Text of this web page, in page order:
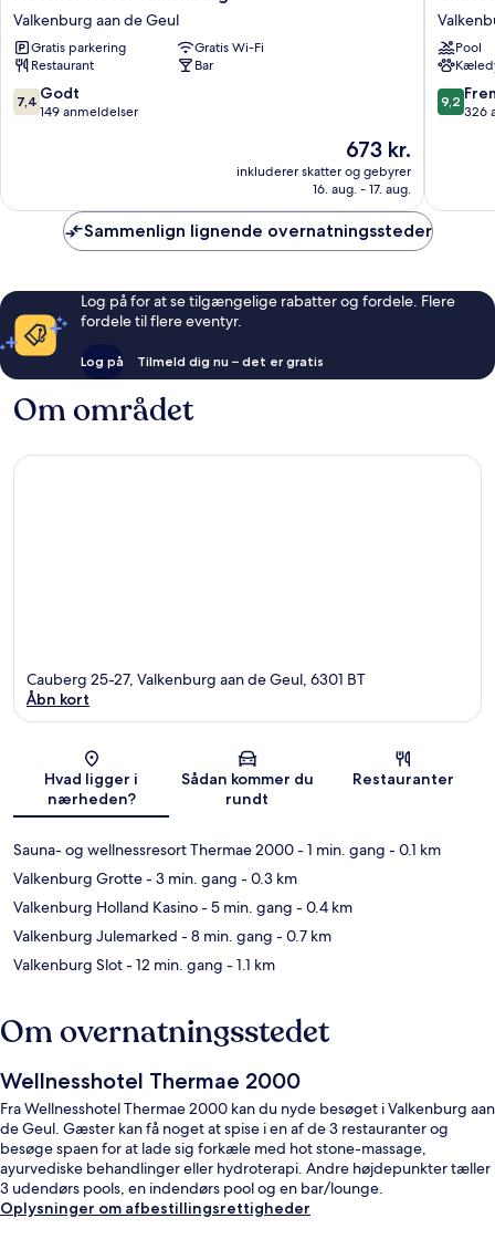
Hotel
Valkenburg
Valkenburg
aan
de
Geul
Valkenburg aan de Geul
Gratis parkering
Gratis Wi-Fi
Restaurant
Bar
7.4
ud
anmeldelser
7,4 Godt
149 anmeldelser
Prisen
er
673 kr.
673 kr.
inkluderer skatter og gebyrer
16. aug. - 17. aug.
St
Gerlach
aan
de
Geul
Pool
9.2
ud
9,2
326
Sammenlign lignende overnatningssteder
Log på for at se tilgængelige rabatter og fordele. Flere
fordele til flere eventyr.
Log på Tilmeld dig nu – det er gratis
Om området
Kort
Cauberg 25-27, Valkenburg aan de Geul, 6301 BT
Åbn kort
Hvad ligger i
nærheden?
Sådan kommer du
rundt
Restauranter
Sauna- og wellnessresort Thermae 2000- 1 min. gang - 0.1 km
Valkenburg Grotte- 3 min. gang - 0.3 km
Valkenburg Holland Kasino- 5 min. gang - 0.4 km
Valkenburg Julemarked - 8 min. gang - 0.7 km
Valkenburg Slot- 12 min. gang - 1.1 km
Om overnatningsstedet
Wellnesshotel Thermae 2000
Fra Wellnesshotel Thermae 2000 kan du nyde besøget i Valkenburg aan
de Geul. Gæster kan få noget at spise i en af de 3 restauranter og
besøge spaen for at lade sig forkæle med hot stone-massage,
ayurvediske behandlinger eller hydroterapi. Andre højdepunkter tæller
3 udendørs pools, en indendørs pool og en bar/lounge.
Oplysninger om afbestillingsrettigheder